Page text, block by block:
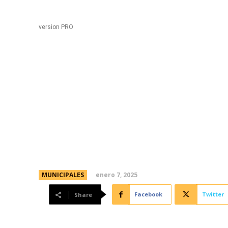
version PRO
MUNICIPALES enero 7, 2025
Share Facebook Twitter